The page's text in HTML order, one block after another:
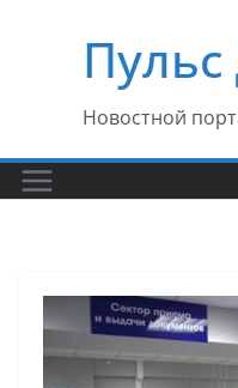
содержимому
Новостной